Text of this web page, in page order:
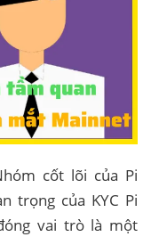
cốt lõi của Pi
trọng của KYC Pi
vai trò là một